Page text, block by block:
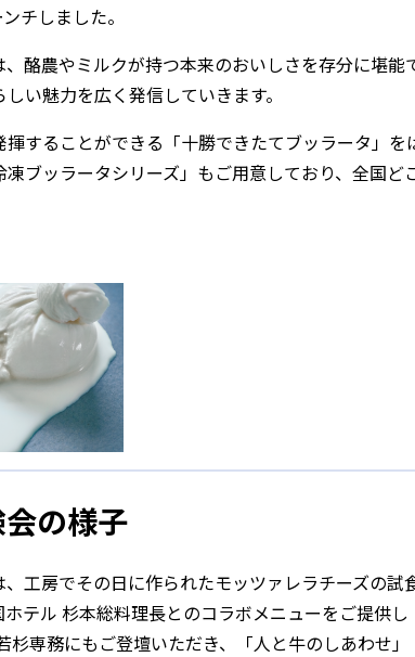
チしました。
酪農やミルクが持つ本来のおいしさを存分に堪能
い魅力を広く発信していきます。
することができる「十勝できたてブッラータ」を
ブッラータシリーズ」もご用意しており、全国ど
の様子
工房でその日に作られたモッツァレラチーズの試
テル 杉本総料理長とのコラボメニューをご提供し
専務にもご登壇いただき、「人と牛のしあわせ」